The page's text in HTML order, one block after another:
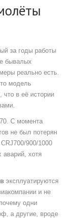
за годы работы
бывалых
реально есть.
модель
в её истории
С момента
не был потерян
900/1000
хотя
эксплуатируются
и не
одни
а другие, вроде